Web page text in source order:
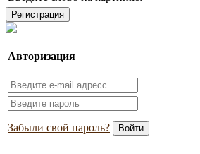
Авторизация
Забыли свой пароль?